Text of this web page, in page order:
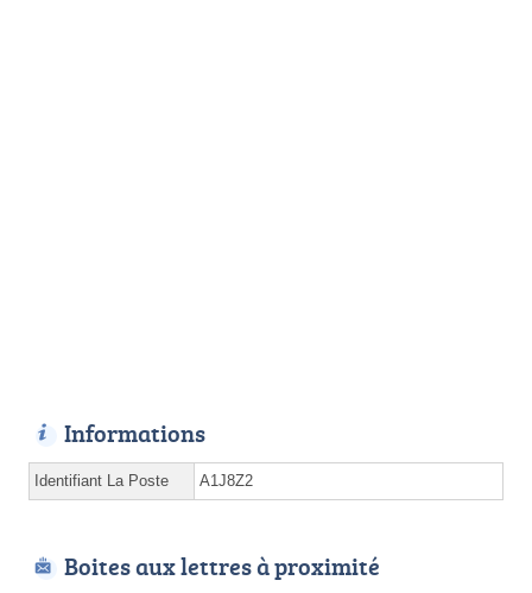
Informations
Identifiant La Poste A1J8Z2
Boites aux lettres à proximité